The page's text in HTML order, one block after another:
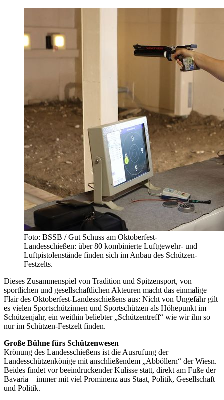
Foto: BSSB / Gut Schuss am Oktoberfest-
Landesschießen: über 80 kombinierte Luftgewehr- und
Luftpistolenstände finden sich im Anbau des Schützen-
Festzelts.
Dieses Zusammenspiel von Tradition und Spitzensport, von
sportlichen und gesellschaftlichen Akteuren macht das einmalige
Flair des Oktoberfest-Landesschießens aus: Nicht von Ungefähr gilt
es vielen Sportschützinnen und Sportschützen als Höhepunkt im
Schützenjahr, ein weithin beliebter „Schützentreff“ wie wir ihn so
nur im Schützen-Festzelt finden.
Große Bühne fürs Schützenwesen
Krönung des Landesschießens ist die Ausrufung der
Landesschützenkönige mit anschließendem „Abböllern“ der Wiesn.
Beides findet vor beeindruckender Kulisse statt, direkt am Fuße der
Bavaria – immer mit viel Prominenz aus Staat, Politik, Gesellschaft
und Politik.